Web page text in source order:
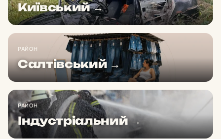
Київський →
РАЙОН
Салтівський →
РАЙОН
Індустріальний →